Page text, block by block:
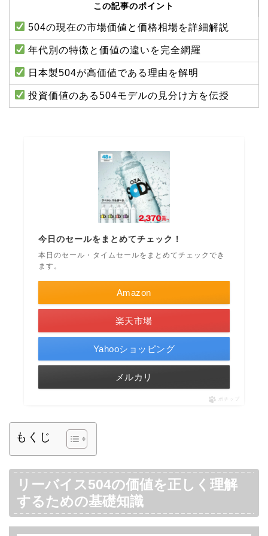
この記事のポイント
504の現在の市場価値と価格相場を詳細解説
年代別の特徴と価値の違いを完全網羅
日本製504が高価値である理由を解明
投資価値のある504モデルの見分け方を伝授
今日のセールをまとめてチェック！
本日のセール・タイムセールをまとめてチェックでき
ます。
Amazon
楽天市場
Yahooショッピング
メルカリ
ポチップ
もくじ
リーバイス504の価値を正しく理解
するための基礎知識